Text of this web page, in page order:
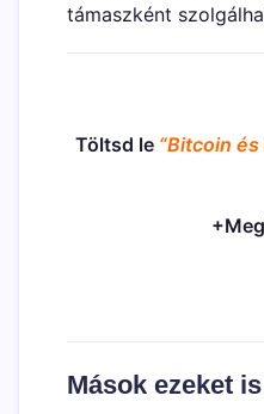
támaszként
Töltsd le “Bitcoin
Mások ezeket